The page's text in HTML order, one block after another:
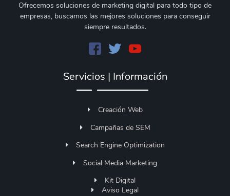
Ofrecemos soluciones de marketing digital para todo tipo de
empresas, buscamos las mejores soluciones para conseguir
siempre resultados.
Servicios | Información
Creación Web
Campañas de SEM
Search Engine Optimization
Social Media Marketing
Kit Digital
Aviso Legal